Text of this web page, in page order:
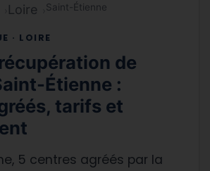
Loire Saint-Étienne
· LOIRE
de
Étienne :
tarifs et
5 centres agréés par la